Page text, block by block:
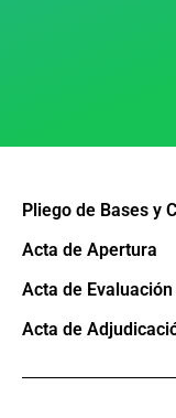
Pliego de Bases y
Acta de Apertura
Acta de Evaluación
Acta de